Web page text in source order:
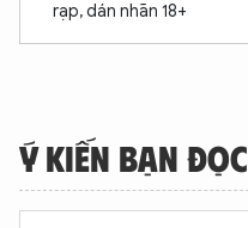
rạp, dán nhãn 18+
Ý KIẾN BẠN ĐỌC